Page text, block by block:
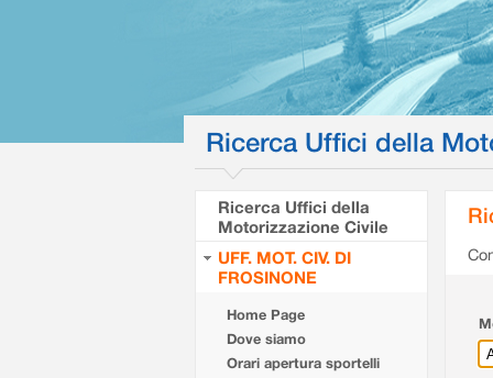
Ricerca Uffici della
Ricerca Uffici della
Motorizzazione Civile
UFF. MOT. CIV. DI
FROSINONE
Home Page
Dove siamo
Orari apertura sportelli